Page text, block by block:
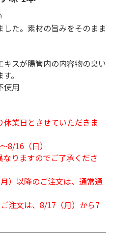
した。素材の旨みをそのまま
キスが腸管内の内容物の臭い
。
使用
業日とさせていただきま
8/16（日）
りますのでご了承くださ
）以降のご注文は、通常通
注文は、8/17（月）から7